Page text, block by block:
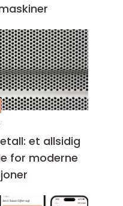
et allsidig
for moderne